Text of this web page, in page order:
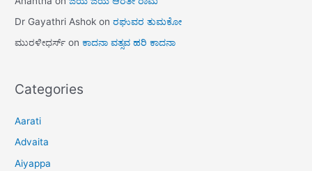
Dr Gayathri Ashok onರಘುವರ ತುಮಕೋ
ಮುರಳೀಧರ್ಸ್ onಕಾದನಾ ವತ್ಸವ ಹರಿ ಕಾದನಾ
Categories
Aarati
Advaita
Aiyappa